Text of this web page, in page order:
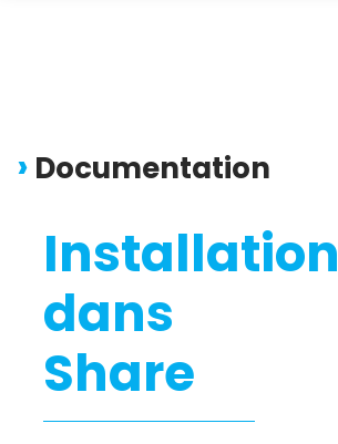
Documentation
Installation
dans
Share